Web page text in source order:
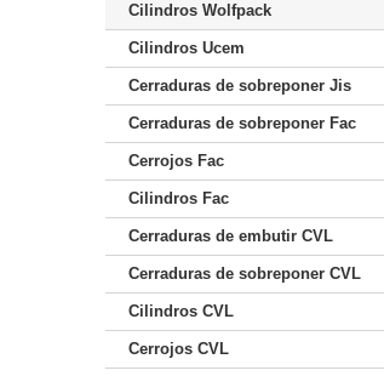
Cilindros Wolfpack
Cilindros Ucem
Cerraduras de sobreponer Jis
Cerraduras de sobreponer Fac
Cerrojos Fac
Cilindros Fac
Cerraduras de embutir CVL
Cerraduras de sobreponer CVL
Cilindros CVL
Cerrojos CVL